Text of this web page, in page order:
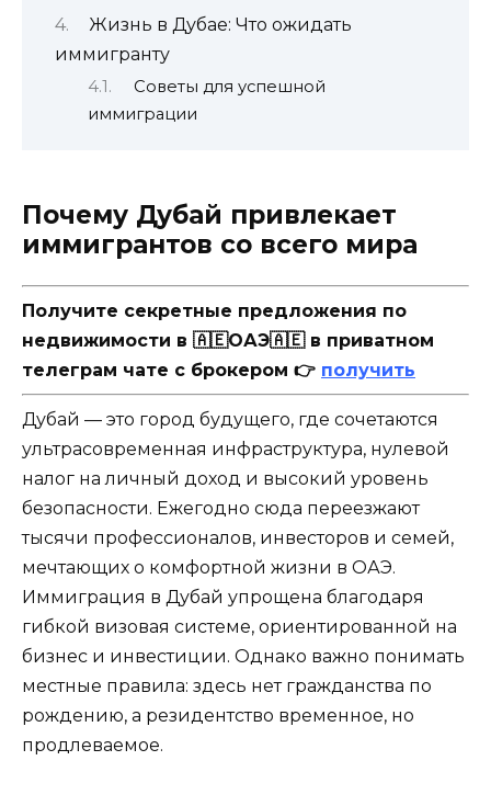
Жизнь в Дубае: Что ожидать
иммигранту
Советы для успешной
иммиграции
Почему Дубай привлекает
иммигрантов со всего мира
Получите секретные предложения по
недвижимости в 🇦🇪ОАЭ🇦🇪 в приватном
телеграм чате с брокером 👉 получить
Дубай — это город будущего, где сочетаются
ультрасовременная инфраструктура, нулевой
налог на личный доход и высокий уровень
безопасности. Ежегодно сюда переезжают
тысячи профессионалов, инвесторов и семей,
мечтающих о комфортной жизни в ОАЭ.
Иммиграция в Дубай упрощена благодаря
гибкой визовая системе, ориентированной на
бизнес и инвестиции. Однако важно понимать
местные правила: здесь нет гражданства по
рождению, а резидентство временное, но
продлеваемое.